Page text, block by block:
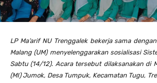
LP Ma’arif NU Trenggalek bekerja sama
Malang (UM) menyelenggarakan sosialisasi
Sabtu (14/12). Acara tersebut dilaksanakan di
(MI) Jumok, Desa Tumpuk, Kecamatan Tugu,